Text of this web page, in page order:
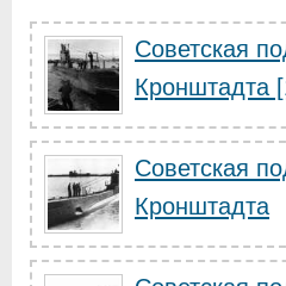
Советская
Кронштадта
Советская
Кронштадта